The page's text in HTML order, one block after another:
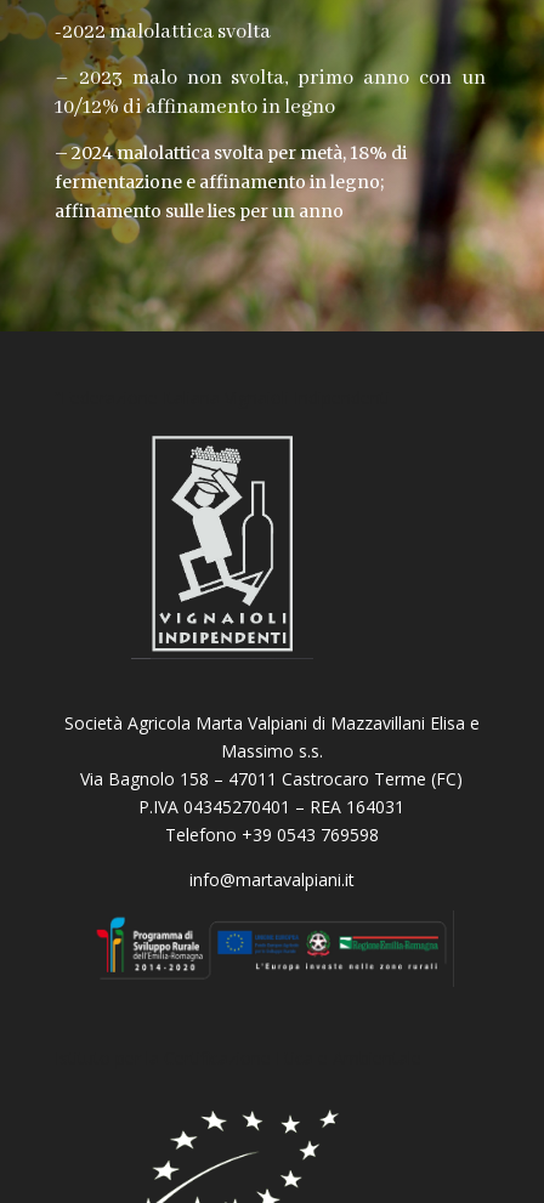
-2022 malolattica svolta
– 2023 malo non svolta, primo anno con un
10/12% di affinamento in legno
– 2024 malolattica svolta per metà, 18% di
fermentazione e affinamento in legno;
affinamento sulle lies per un anno
Società Agricola Marta Valpiani di Mazzavillani Elisa e
Massimo s.s.
Via Bagnolo 158 – 47011 Castrocaro Terme (FC)
P.IVA 04345270401 – REA 164031
Telefono +39 0543 769598
info@martavalpiani.it